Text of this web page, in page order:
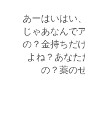
あーはいはい
じゃあなんで
の？金持ちだ
よね？あな
の？薬の